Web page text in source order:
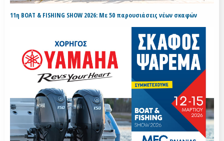
11η BOAT & FISHING SHOW 2026: Με 50 παρουσιάσεις νέων σκαφών